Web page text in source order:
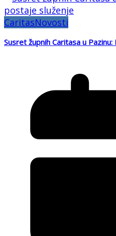
CaritasNovosti
Susret župnih Caritasa u